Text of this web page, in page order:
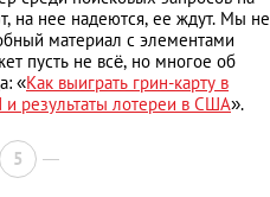
на нее надеются, ее ждут. Мы не
материал с элементами
пусть не всё, но многое об
«Как выиграть грин-карту в
результаты лотереи в США».
5